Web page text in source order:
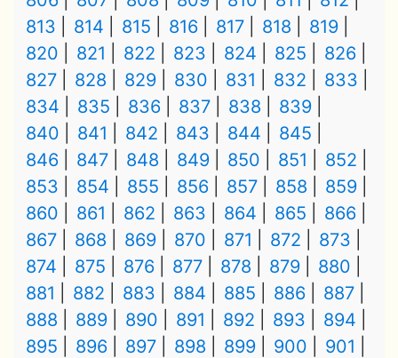
813
814 815 816 817 818
819
820
821 822 823 824 825
826
827
828 829 830 831 832
833
834
835 836 837 838
839
840
841 842 843 844
845
846
847 848 849 850 851
852
853
854 855 856 857 858
859
860
861 862 863 864 865
866
867
868 869 870 871 872
873
874
875 876 877 878 879
880
881
882 883 884 885 886
887
888
889 890 891 892 893
894
895
896 897 898 899 900
901